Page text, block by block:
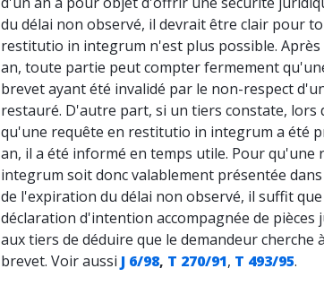
du délai non observé, il devrait être clair pour
restitutio in integrum n'est plus possible.
an, toute partie peut compter fermement
brevet ayant été invalidé par le non-respect
restauré. D'autre part, si un tiers constate, lors
qu'une requête en restitutio in integrum a été
an, il a été informé en temps utile. Pour
integrum soit donc valablement présentée
de l'expiration du délai non observé, il suffit
déclaration d'intention accompagnée de pièces
aux tiers de déduire que le demandeur cherche
brevet. Voir aussi J 6/98, T 270/91, T 493/95.